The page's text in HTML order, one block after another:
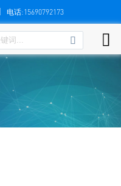
电话:15690792173
